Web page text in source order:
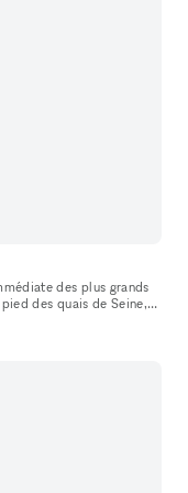
des plus grands
des quais de Seine,
dans l’un